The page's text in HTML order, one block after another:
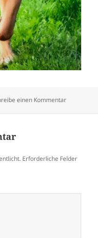
einen Kommentarzu
Erforderliche Felder